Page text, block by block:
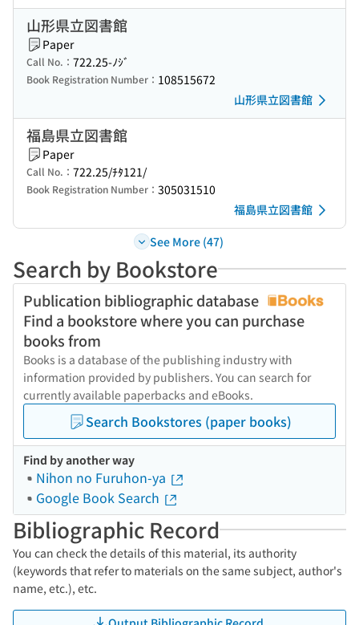
山形県立図書館
Paper
Call No.： 722.25-ﾉｼﾞ
Book Registration Number： 108515672
山形県立図書館
福島県立図書館
Paper
Call No.： 722.25/ﾁﾀ121/
Book Registration Number： 305031510
福島県立図書館
See More (47)
Search by Bookstore
Publication bibliographic database
Find a bookstore where you can purchase
books from
Books is a database of the publishing industry with
information provided by publishers. You can search for
currently available paperbacks and eBooks.
Search Bookstores (paper books)
Find by another way
Nihon no Furuhon-ya
Google Book Search
Bibliographic Record
You can check the details of this material, its authority
(keywords that refer to materials on the same subject, author's
name, etc.), etc.